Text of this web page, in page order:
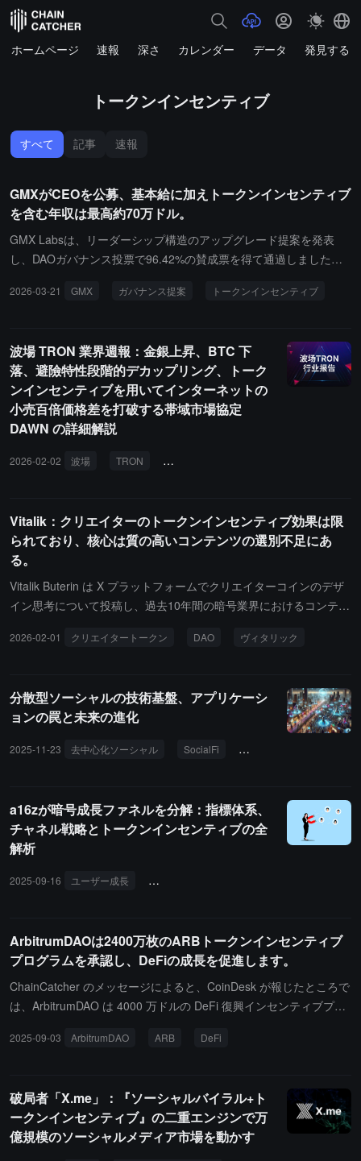
ホームページ 速報 深さ カレンダー データ 発見する
トークンインセンティブ
すべて 記事 速報
GMXがCEOを公募、基本給に加えトークンインセンティブ
を含む年収は最高約70万ドル。
GMX Labsは、リーダーシップ構造のアップグレード提案を発表
し、DAOガバナンス投票で96.42%の賛成票を得て通過しました。
で、GMX Labsの初期のフラットで創業者主導の組織構造が維持困
ロセスを通じてCEOを導入することを発表し、候補者の範囲はDeF
i、CeFi、伝統的金融およびテクノロジー業界を含み、2026年4月ま
でに採用と入社を完了し、6月前に組織構造の再編を完了し、DAO
にパフォーマンスに基づく新しい貢献者トークン配分案を提出する
ことを目指しています。CEOの職務には、GMX Labsの戦略方向の
活動への参加におけるGMX Labsの外部代表が含まれます。報酬に
クンで評価され、プロトコル手数料の増加に直接リンクしていま
す。現在の年換算プロトコル手数料の基準は約6000万ドルです。手
数料が50%増加すると一部の報酬が得られ、100%増加して約1.2億
ドルになると、全額基本報酬プールの40,000枚のGMXが得られ、1
25%増加して約1.35億ドルになると追加で10,000枚のGMX特別報
に基づいて0.5倍から1.5倍に調整され、年間トークン報酬の上限は
即時解除され、残りの75%は24ヶ月以内に線形で帰属し、早期退職
の場合は未帰属部分が没収されます。移行期間中は、X、Coin、
B、Kalの4名のメンバーで構成される臨時リーダーシップ委員会が
運営を維持し、既存のロードマップを推進し、CEOの探索作業を主
2026-03-21 GMX ガバナンス提案 トークンインセンティブ
波場 TRON 業界週報：金銀上昇、BTC 下
落、避險特性段階的デカップリング、トーク
ンインセンティブを用いてインターネットの
小売百倍価格差を打破する帯域市場協定
DAWN の詳細解説
2026-02-02 波場 TRON フェザーネットワーク
Vitalik：クリエイターのトークンインセンティブ効果は限
られており、核心は質の高いコンテンツの選別不足にあ
る。
Vitalik Buterin は X プラットフォームでクリエイターコインのデザ
イン思考について投稿し、過去10年間の暗号業界におけるコンテン
核心的な問題はコンテンツ供給の不足ではなく、質の高いコンテン
コンテンツを促進する」から「高品質なコンテンツを識別し拡大す
る」へとシフトすべきです。Vitalik は Substack が現在の成功した
はプラットフォームが積極的に質の高いクリエイターを選別し支援
ています。彼は既存のクリエイターコインプロジェクトには「高い
社会的影響力を持つユーザーがランキングを占める」という構造的
な問題が一般的に存在し、実際のコンテンツの質を反映していない
と指摘しました。提案の面では、Vitalik はトークン化されていない
クリエイター DAO を設立し、メンバーの投票によってクリエイタ
を提案しました。同時に、クリエイターが個人トークンを発行する
ことを許可し、クリエイター DAO に参加する場合、DAO の収益を
使用してクリエイターコインを買い戻し、焼却することができるよ
うにし、投機者の役割を「質の高いクリエイターの予測者」に変え
ることで、純粋な投機の循環を減少させ、高品質なコンテンツの選
別効率を向上させることを目指しています。Vitalik は、将来的には
性を高める可能性があると述べています。
2026-02-01 クリエイタートークン DAO ヴィタリック
分散型ソーシャルの技術基盤、アプリケーシ
ョンの罠と未来の進化
2025-11-23 去中心化ソーシャル SocialFi データストレージ
a16zが暗号成長ファネルを分解：指標体系、
チャネル戦略とトークンインセンティブの全
解析
2025-09-16 ユーザー成長 日次アクティブユーザー
ArbitrumDAOは2400万枚のARBトークンインセンティブ
プログラムを承認し、DeFiの成長を促進します。
ChainCatcher のメッセージによると、CoinDesk が報じたところで
は、ArbitrumDAO は 4000 万ドルの DeFi 復興インセンティブプロ
分して Arbitrum ネットワーク上の分散型金融の成長を加速させる
ンセンティブは Aave、Morpho、Fluid、Euler、Dolomite、Silo な
どの主要な貸出プロトコルに流れます。ユーザーは、選択された E
TH とステーブルコインの担保（weETH、wstETH、sUSDC、syrup
2025-09-03 ArbitrumDAO ARB DeFi
破局者「X.me」：『ソーシャルバイラル+ト
ークンインセンティブ』の二重エンジンで万
億規模のソーシャルメディア市場を動かす